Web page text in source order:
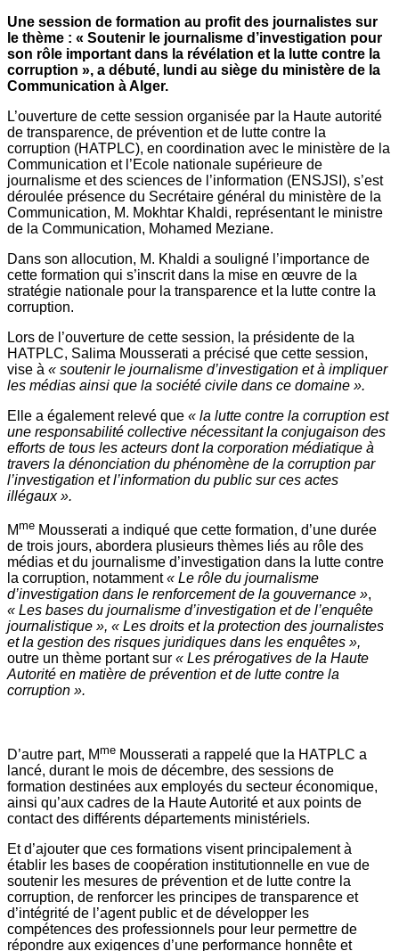
Une session de formation au profit des journalistes sur
le thème : « Soutenir le journalisme d’investigation pour
son rôle important dans la révélation et la lutte contre la
corruption », a débuté, lundi au siège du ministère de la
Communication à Alger.
L’ouverture de cette session organisée par la Haute autorité
de transparence, de prévention et de lutte contre la
corruption (HATPLC), en coordination avec le ministère de la
Communication et l’Ecole nationale supérieure de
journalisme et des sciences de l’information (ENSJSI), s’est
déroulée présence du Secrétaire général du ministère de la
Communication, M. Mokhtar Khaldi, représentant le ministre
de la Communication, Mohamed Meziane.
Dans son allocution, M. Khaldi a souligné l’importance de
cette formation qui s’inscrit dans la mise en œuvre de la
stratégie nationale pour la transparence et la lutte contre la
corruption.
Lors de l’ouverture de cette session, la présidente de la
HATPLC, Salima Mousserati a précisé que cette session,
vise à « soutenir le journalisme d’investigation et à impliquer
les médias ainsi que la société civile dans ce domaine ».
Elle a également relevé que « la lutte contre la corruption est
une responsabilité collective nécessitant la conjugaison des
efforts de tous les acteurs dont la corporation médiatique à
travers la dénonciation du phénomène de la corruption par
l’investigation et l’information du public sur ces actes
illégaux ».
Mme Mousserati a indiqué que cette formation, d’une durée
de trois jours, abordera plusieurs thèmes liés au rôle des
médias et du journalisme d’investigation dans la lutte contre
la corruption, notamment« Le rôle du journalisme
d’investigation dans le renforcement de la gouvernance »,
« Les bases du journalisme d’investigation et de l’enquête
journalistique », « Les droits et la protection des journalistes
et la gestion des risques juridiques dans les enquêtes »,
outre un thème portant sur « Les prérogatives de la Haute
Autorité en matière de prévention et de lutte contre la
corruption ».
D’autre part, Mme Mousserati a rappelé que la HATPLC a
lancé, durant le mois de décembre, des sessions de
formation destinées aux employés du secteur économique,
ainsi qu’aux cadres de la Haute Autorité et aux points de
contact des différents départements ministériels.
Et d’ajouter que ces formations visent principalement à
établir les bases de coopération institutionnelle en vue de
soutenir les mesures de prévention et de lutte contre la
corruption, de renforcer les principes de transparence et
d’intégrité de l’agent public et de développer les
compétences des professionnels pour leur permettre de
répondre aux exigences d’une performance honnête et